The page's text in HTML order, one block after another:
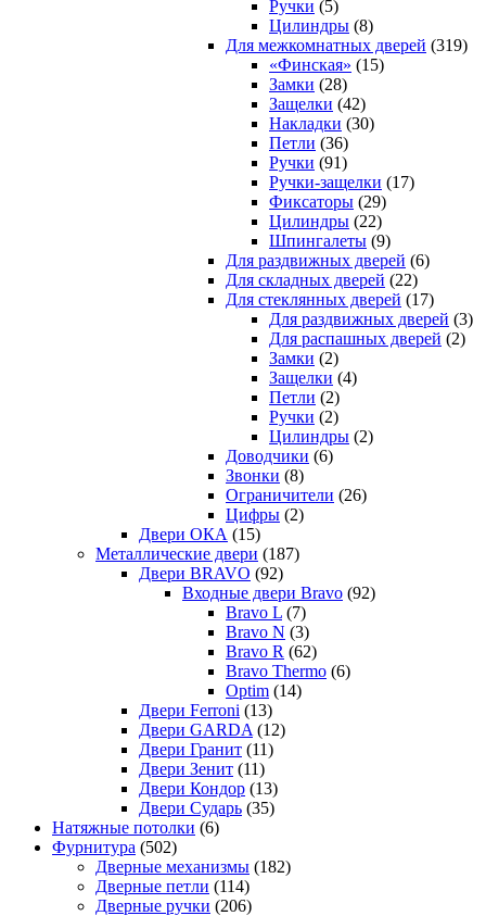
Ручки (5)
Цилиндры (8)
Для межкомнатных дверей (319)
«Финская» (15)
Замки (28)
Защелки (42)
Накладки (30)
Петли (36)
Ручки (91)
Ручки-защелки (17)
Фиксаторы (29)
Цилиндры (22)
Шпингалеты (9)
Для раздвижных дверей (6)
Для складных дверей (22)
Для стеклянных дверей (17)
Для раздвижных дверей (3)
Для распашных дверей (2)
Замки (2)
Защелки (4)
Петли (2)
Ручки (2)
Цилиндры (2)
Доводчики (6)
Звонки (8)
Ограничители (26)
Цифры (2)
Двери ОКА (15)
Металлические двери (187)
Двери BRAVO (92)
Входные двери Bravo (92)
Bravo L (7)
Bravo N (3)
Bravo R (62)
Bravo Thermo (6)
Optim (14)
Двери Ferroni (13)
Двери GARDA (12)
Двери Гранит (11)
Двери Зенит (11)
Двери Кондор (13)
Двери Сударь (35)
Натяжные потолки (6)
Фурнитура (502)
Дверные механизмы (182)
Дверные петли (114)
Дверные ручки (206)